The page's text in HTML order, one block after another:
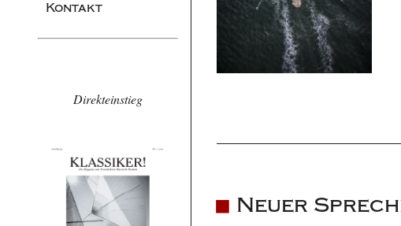
Kontakt
Direkteinstieg
Neuer